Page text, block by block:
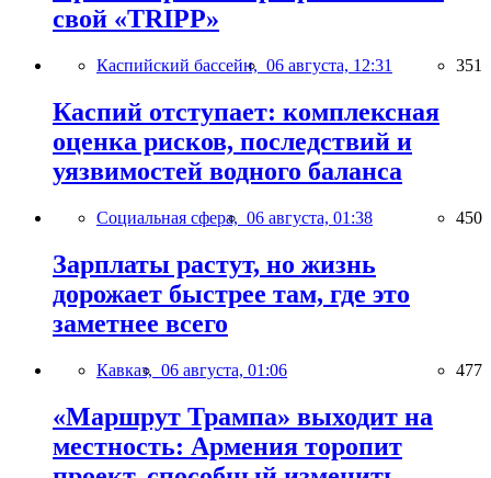
свой «TRIPP»
Каспийский бассейн, 06 августа, 12:31 351
Каспий отступает: комплексная
оценка рисков, последствий и
уязвимостей водного баланса
Социальная сфера, 06 августа, 01:38 450
Зарплаты растут, но жизнь
дорожает быстрее там, где это
заметнее всего
Кавказ, 06 августа, 01:06 477
«Маршрут Трампа» выходит на
местность: Армения торопит